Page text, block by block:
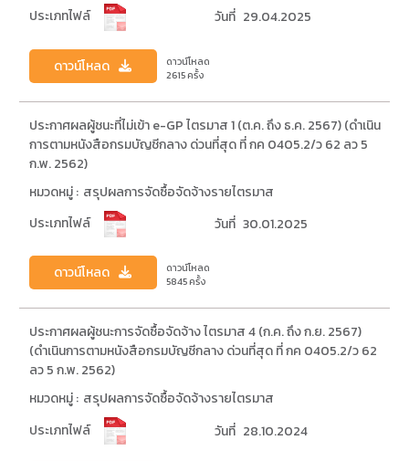
ประเภทไฟล์
วันที่ 29.04.2025
ดาวน์โหลด
ดาวน์โหลด
2615 ครั้ง
ประกาศผลผู้ชนะที่ไม่เข้า e-GP ไตรมาส 1 (ต.ค. ถึง ธ.ค. 2567) (ดำเนิน
การตามหนังสือกรมบัญชีกลาง ด่วนที่สุด ที่ กค 0405.2/ว 62 ลว 5
ก.พ. 2562)
หมวดหมู่ : สรุปผลการจัดซื้อจัดจ้างรายไตรมาส
ประเภทไฟล์
วันที่ 30.01.2025
ดาวน์โหลด
ดาวน์โหลด
5845 ครั้ง
ประกาศผลผู้ชนะการจัดซื้อจัดจ้าง ไตรมาส 4 (ก.ค. ถึง ก.ย. 2567)
(ดำเนินการตามหนังสือกรมบัญชีกลาง ด่วนที่สุด ที่ กค 0405.2/ว 62
ลว 5 ก.พ. 2562)
หมวดหมู่ : สรุปผลการจัดซื้อจัดจ้างรายไตรมาส
ประเภทไฟล์
วันที่ 28.10.2024